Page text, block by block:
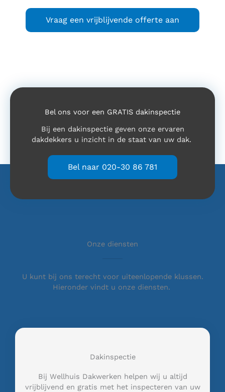
Vraag een vrijblijvende offerte aan
Bel ons voor een GRATIS dakinspectie
Bij een dakinspectie geven onze ervaren
dakdekkers u inzicht in de staat van uw dak.
Bel naar 020-30 86 781
Onze diensten
U kunt bij ons terecht voor uiteenlopende klussen.
Hieronder vindt u onze diensten.
Dakinspectie
Bij Wellhuis Dakwerken helpen wij u altijd
vrijblijvend en gratis met het inspecteren van uw